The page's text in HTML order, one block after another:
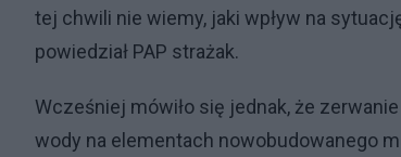
tej chwili nie wiemy, jaki wpływ na
powiedział PAP strażak.
Wcześniej mówiło się jednak, że
wody na elementach nowobudowanego